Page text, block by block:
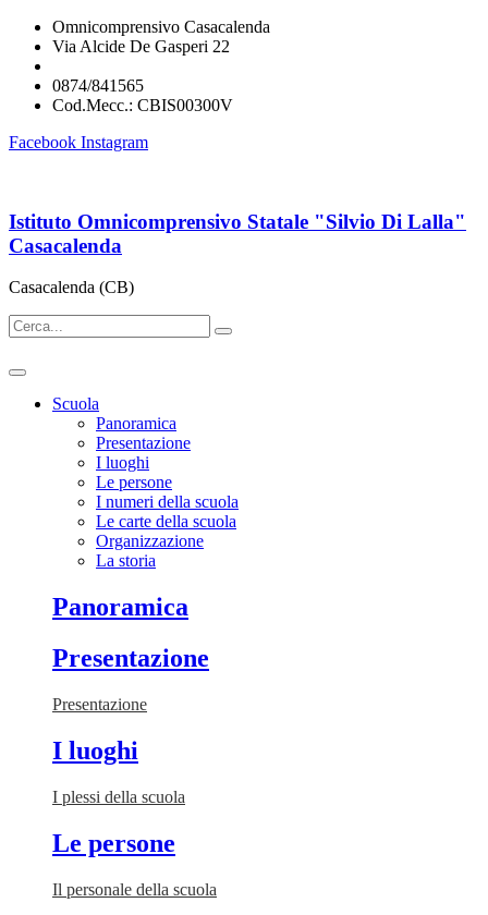
Omnicomprensivo Casacalenda
Via Alcide De Gasperi 22
0874/841565
Cod.Mecc.: CBIS00300V
Facebook Instagram
Istituto Omnicomprensivo Statale "Silvio Di Lalla"
Casacalenda
Casacalenda (CB)
Scuola
Panoramica
Presentazione
I luoghi
Le persone
I numeri della scuola
Le carte della scuola
Organizzazione
La storia
Panoramica
Presentazione
Presentazione
I luoghi
I plessi della scuola
Le persone
Il personale della scuola